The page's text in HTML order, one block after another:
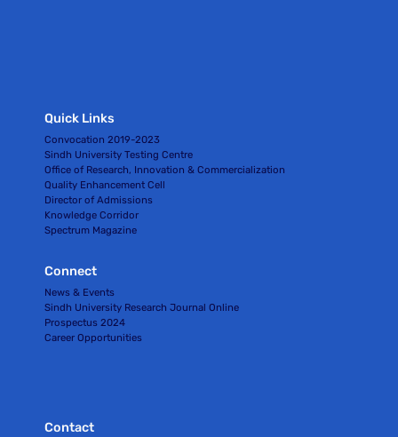
Quick Links
Convocation 2019-2023
Sindh University Testing Centre
Office of Research, Innovation & Commercialization
Quality Enhancement Cell
Director of Admissions
Knowledge Corridor
Spectrum Magazine
Connect
News & Events
Sindh University Research Journal Online
Prospectus 2024
Career Opportunities
Contact